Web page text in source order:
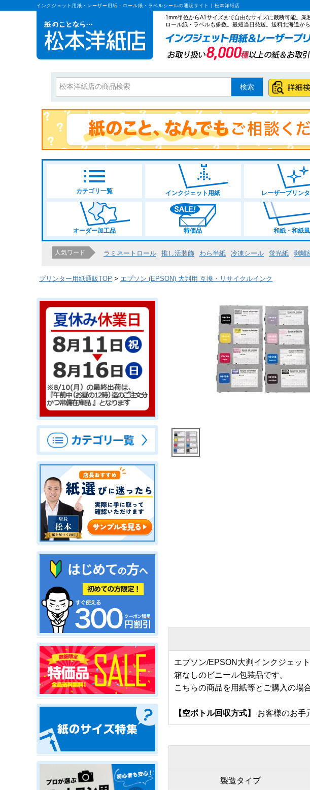
インクジェット用紙・レーザー用紙・ロール紙・ラベルシールの通販サイト | 松本洋紙店
1mm単位からA1サイズまで自由なサイズに裁断可能。業
ロール紙・ラベルも多数。最短当日発送。送料北海道か
検索
カテゴリ一覧 インクジェット用紙 レーザープリン
オーダー加工品 特価品 和紙・和紙風
人気ワード ラミネートロール 推し活装飾 わら半紙 冷凍シール 蛍光紙 剥離
プリンター用紙通販TOP エプソン (EPSON) 大判用 互換・リサイクルインク
エプソン/EPSON大判インクジェッ
箱なしのビニール包装品です。
こちらの商品を用紙等とご購入の場
【空ボトル回収方式】 お客様のお手
製造タイプ